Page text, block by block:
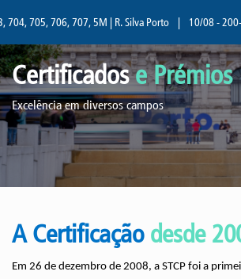
705, 706, 707, 5M | R. Silva Porto | 10/08 - 200-
Certificadose Prémios
Excelência em diversos campos
A Certificação desde
Em 26 de dezembro de 2008, a STCP foi a